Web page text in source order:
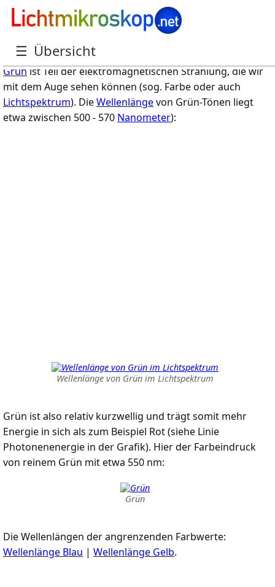
☰ Übersicht
Welche Wellenlänge hat Grün?
Grün ist Teil der elektromagnetischen Strahlung, die wir
mit dem Auge sehen können (sog. Farbe oder auch
Lichtspektrum). DieWellenlängevon Grün-Tönen liegt
etwa zwischen 500 - 570 Nanometer):
Wellenlänge von Grün im Lichtspektrum
Grün ist also relativ kurzwellig und trägt somit mehr
Energie in sich als zum Beispiel Rot (siehe Linie
Photonenenergie in der Grafik). Hier der Farbeindruck
von reinem Grün mit etwa 550 nm:
Grün
Die Wellenlängen der angrenzenden Farbwerte:
Wellenlänge Blau | Wellenlänge Gelb.